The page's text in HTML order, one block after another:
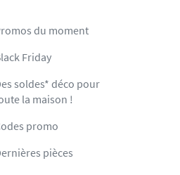
du moment
Friday
soldes* déco pour
la maison !
promo
pièces